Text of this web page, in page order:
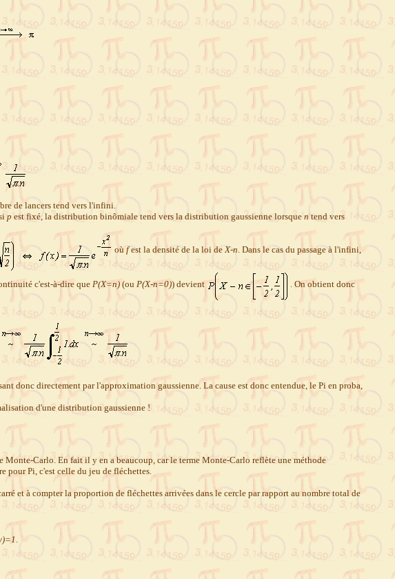
de lancers tend vers l'infini.
p est fixé, la distribution binômiale tend vers la distribution gaussienne lorsque ntend vers
où fest la densité de la loi deX-n. Dans le cas du passage à l'infini,
c'est-à-dire que P(X=n) (ou P(X-n=0)) devient . On obtient donc
donc directement par l'approximation gaussienne. La cause est donc entendue, le Pi en proba,
d'une distribution gaussienne !
Carlo. En fait il y en a beaucoup, car le terme Monte-Carlo reflète une méthode
pour Pi, c'est celle du jeu de fléchettes.
et à compter la proportion de fléchettes arrivées dans le cercle par rapport au nombre total de
.